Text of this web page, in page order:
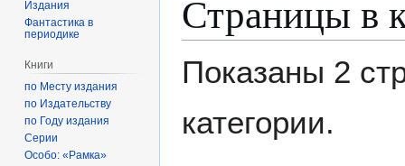
Страницы в
Показаны 2
категории.
Издания
Фантастика в
периодике
Книги
по Месту издания
по Издательству
по Году издания
Серии
Особо: «Рамка»